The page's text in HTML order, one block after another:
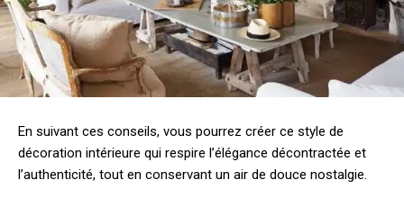
En suivant ces conseils, vous pourrez créer ce style de
décoration intérieure qui respire l’élégance décontractée et
l’authenticité, tout en conservant un air de douce nostalgie.